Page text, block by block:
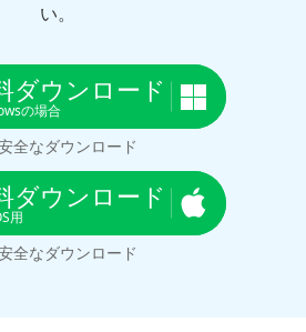
い。
ダウンロード
の場合
全なダウンロード
ダウンロード
用
全なダウンロード